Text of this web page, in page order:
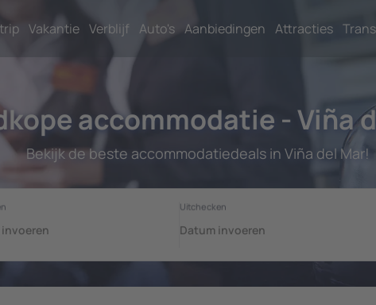
Vakantie Verblijf Auto's Aanbiedingen Attracties
accommodatie - Viña
Bekijk de beste accommodatiedeals in Viña del Mar!